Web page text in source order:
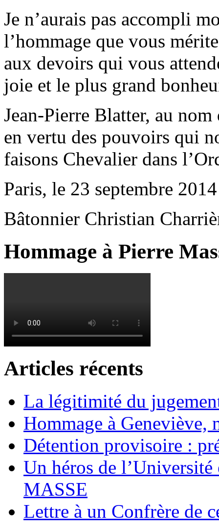
Je n’aurais pas accompli
l’hommage que vous
aux devoirs qui vous
joie et le plus grand
Jean-Pierre Blatter, au
en vertu des pouvoirs qui
faisons Chevalier dans
Paris, le 23 septembre 2014
Bâtonnier Christian
Hommage à Pierre
Articles récents
La légitimité du
Hommage à Geneviève,
Détention provisoire :
Un héros de
MASSE
Lettre à un Confrère de